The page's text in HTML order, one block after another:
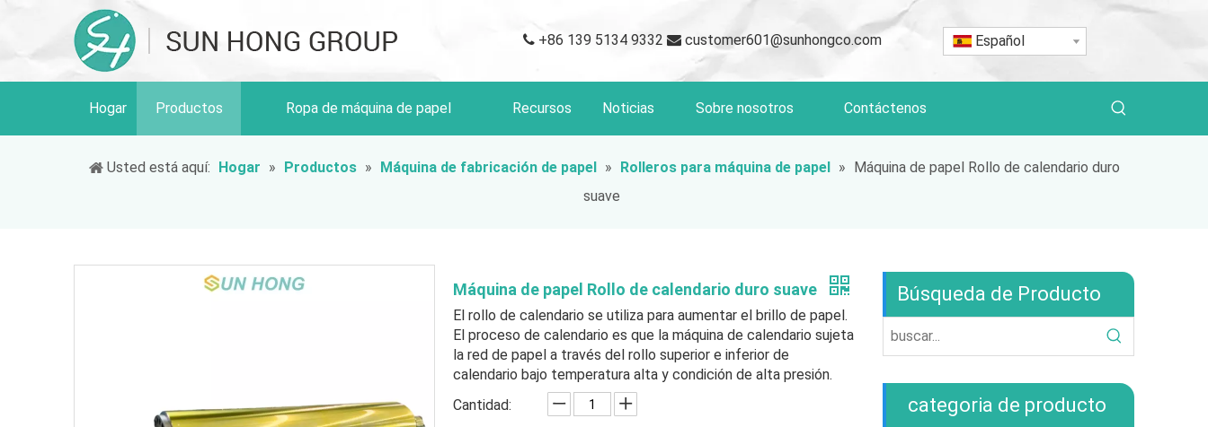
 +86 139 5134 9332  customer601@sunhongco.com Español
Hogar Productos Ropa de máquina de papel Recursos Noticias Sobre nosotros Contáctenos
Usted está aquí: Hogar » Productos » Máquina de fabricación de papel » Rolleros para máquina de papel » Máquina de papel Rollo de calendario duro
suave
Máquina de papel Rollo de calendario duro suave
El rollo de calendario se utiliza para aumentar el brillo de papel.
El proceso de calendario es que la máquina de calendario sujeta
la red de papel a través del rollo superior e inferior de
calendario bajo temperatura alta y condición de alta presión.
Cantidad:
Búsqueda de Producto
categoria de producto